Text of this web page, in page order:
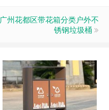
广州花都区带花箱分类户外不
锈钢垃圾桶